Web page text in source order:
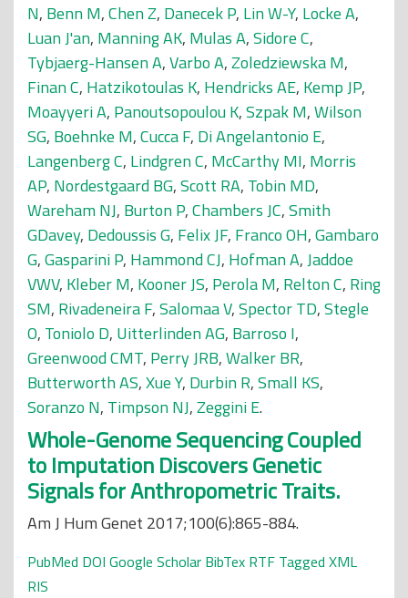
N, Benn M,Chen Z, Danecek P, Lin W-Y, Locke A,
Luan J'an, Manning AK, Mulas A,Sidore C,
Tybjaerg-Hansen A,Varbo A,Zoledziewska M,
Finan C, Hatzikotoulas K, Hendricks AE, Kemp JP,
Moayyeri A, Panoutsopoulou K,Szpak M,Wilson
SG, Boehnke M,Cucca F, Di Angelantonio E,
Langenberg C, Lindgren C, McCarthy MI, Morris
AP, Nordestgaard BG,Scott RA, Tobin MD,
Wareham NJ, Burton P,Chambers JC,Smith
GDavey, Dedoussis G, Felix JF, Franco OH,Gambaro
G,Gasparini P, Hammond CJ, Hofman A,Jaddoe
VWV, Kleber M, Kooner JS, Perola M, Relton C, Ring
SM, Rivadeneira F,Salomaa V,Spector TD,Stegle
O, Toniolo D, Uitterlinden AG, Barroso I,
Greenwood CMT, Perry JRB,Walker BR,
Butterworth AS,Xue Y, Durbin R,Small KS,
Soranzo N, Timpson NJ,Zeggini E.
Whole-Genome Sequencing Coupled
to Imputation Discovers Genetic
Signals for Anthropometric Traits.
Am J Hum Genet 2017;100(6):865-884.
PubMed DOI Google Scholar BibTex RTF Tagged XML
RIS